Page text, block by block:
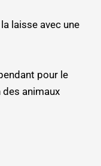
la laisse avec une
pour le
animaux